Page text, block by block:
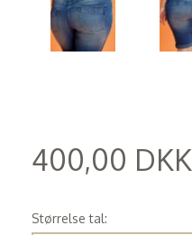
400,00 DKK
Størrelse tal: